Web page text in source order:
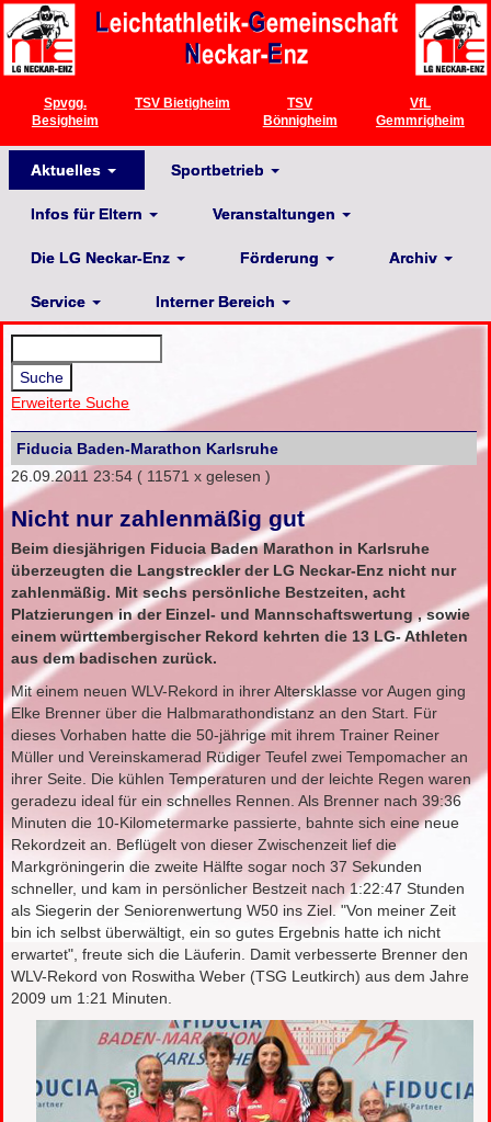
Spvgg.
Besigheim
TSV Bietigheim
TSV
Bönnigheim
VfL
Gemmrigheim
Aktuelles Sportbetrieb
Infos für Eltern Veranstaltungen
Die LG Neckar-Enz Förderung Archiv
Service Interner Bereich
Erweiterte Suche
Fiducia Baden-Marathon Karlsruhe
26.09.2011 23:54 ( 11571 x gelesen )
Nicht nur zahlenmäßig gut
Beim diesjährigen Fiducia Baden Marathon in Karlsruhe
überzeugten die Langstreckler der LG Neckar-Enz nicht nur
zahlenmäßig. Mit sechs persönliche Bestzeiten, acht
Platzierungen in der Einzel- und Mannschaftswertung , sowie
einem württembergischer Rekord kehrten die 13 LG- Athleten
aus dem badischen zurück.
Mit einem neuen WLV-Rekord in ihrer Altersklasse vor Augen ging
Elke Brenner über die Halbmarathondistanz an den Start. Für
dieses Vorhaben hatte die 50-jährige mit ihrem Trainer Reiner
Müller und Vereinskamerad Rüdiger Teufel zwei Tempomacher an
ihrer Seite. Die kühlen Temperaturen und der leichte Regen waren
geradezu ideal für ein schnelles Rennen. Als Brenner nach 39:36
Minuten die 10-Kilometermarke passierte, bahnte sich eine neue
Rekordzeit an. Beflügelt von dieser Zwischenzeit lief die
Markgröningerin die zweite Hälfte sogar noch 37 Sekunden
schneller, und kam in persönlicher Bestzeit nach 1:22:47 Stunden
als Siegerin der Seniorenwertung W50 ins Ziel. "Von meiner Zeit
bin ich selbst überwältigt, ein so gutes Ergebnis hatte ich nicht
erwartet", freute sich die Läuferin. Damit verbesserte Brenner den
WLV-Rekord von Roswitha Weber (TSG Leutkirch) aus dem Jahre
2009 um 1:21 Minuten.